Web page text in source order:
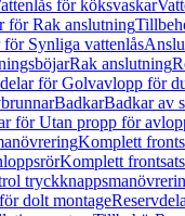
för köksvaskar
för Rak anslutning
för Synliga vattenlås
Rak anslutning
för Golvavlopp för
BadkarBadkar av
för Utan propp för
Komplett
Komplett
dolt montage